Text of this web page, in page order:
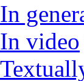
In
In video